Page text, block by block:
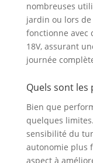
nombreuses
jardin ou lors
fonctionne avec
18V, assurant
journée
Quels sont les
Bien que
quelques
sensibilité du
autonomie plus
aspect à